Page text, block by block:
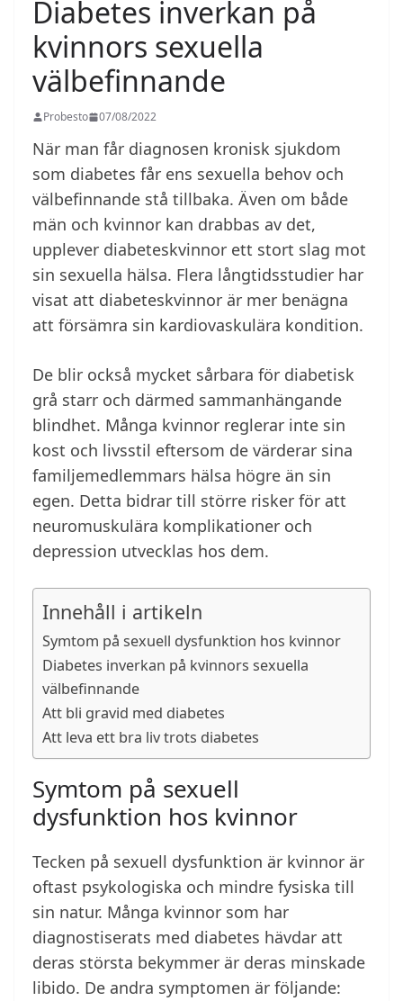
Diabetes inverkan på
kvinnors sexuella
välbefinnande
Probesto 07/08/2022
När man får diagnosen kronisk sjukdom
som diabetes får ens sexuella behov och
välbefinnande stå tillbaka. Även om både
män och kvinnor kan drabbas av det,
upplever diabeteskvinnor ett stort slag mot
sin sexuella hälsa. Flera långtidsstudier har
visat att diabeteskvinnor är mer benägna
att försämra sin kardiovaskulära kondition.
De blir också mycket sårbara för diabetisk
grå starr och därmed sammanhängande
blindhet. Många kvinnor reglerar inte sin
kost och livsstil eftersom de värderar sina
familjemedlemmars hälsa högre än sin
egen. Detta bidrar till större risker för att
neuromuskulära komplikationer och
depression utvecklas hos dem.
Innehåll i artikeln
Symtom på sexuell dysfunktion hos kvinnor
Diabetes inverkan på kvinnors sexuella
välbefinnande
Att bli gravid med diabetes
Att leva ett bra liv trots diabetes
Symtom på sexuell
dysfunktion hos kvinnor
Tecken på sexuell dysfunktion är kvinnor är
oftast psykologiska och mindre fysiska till
sin natur. Många kvinnor som har
diagnostiserats med diabetes hävdar att
deras största bekymmer är deras minskade
libido. De andra symptomen är följande: